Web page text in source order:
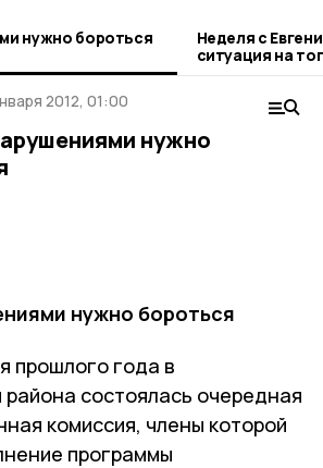
С правонарушениями нужно бороться
Неделя с
ситуация на
городе и
2012, 01:00
нужно
нужно бороться
прошлого года в
состоялась очередная
комиссия, члены которой
программы